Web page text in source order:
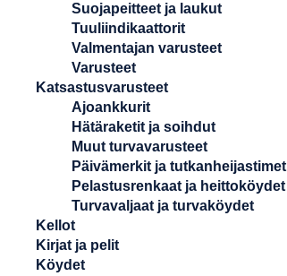
Suojapeitteet ja laukut
Tuuliindikaattorit
Valmentajan varusteet
Varusteet
Katsastusvarusteet
Ajoankkurit
Hätäraketit ja soihdut
Muut turvavarusteet
Päivämerkit ja tutkanheijastimet
Pelastusrenkaat ja heittoköydet
Turvavaljaat ja turvaköydet
Kellot
Kirjat ja pelit
Köydet